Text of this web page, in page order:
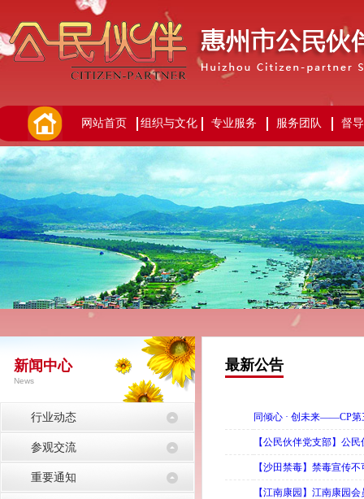
网站首页 组织与文化 专业服务 服务团队 督
新闻中心
News
行业动态
参观交流
重要通知
最新公告
同倾心 · 创未来——CP
【公民伙伴党支部】公
【沙田禁毒】禁毒宣传
【江南康园】江南康园